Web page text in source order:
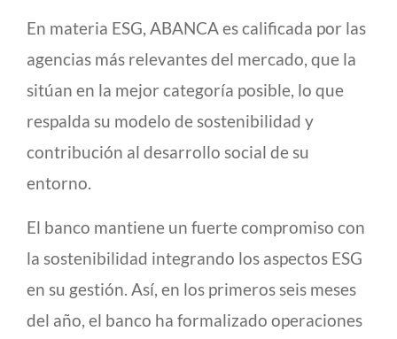
En materia ESG, ABANCA es calificada por las
agencias más relevantes del mercado, que la
sitúan en la mejor categoría posible, lo que
respalda su modelo de sostenibilidad y
contribución al desarrollo social de su
entorno.
El banco mantiene un fuerte compromiso con
la sostenibilidad integrando los aspectos ESG
en su gestión. Así, en los primeros seis meses
del año, el banco ha formalizado operaciones